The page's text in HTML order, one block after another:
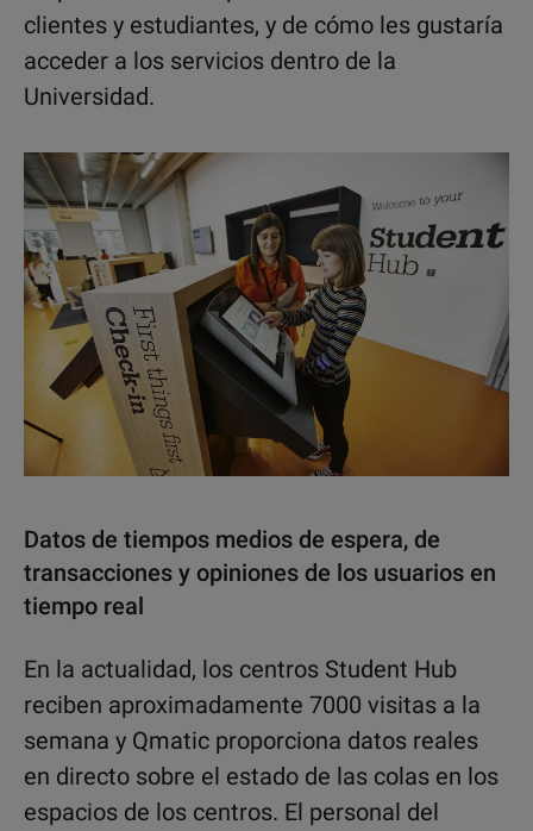
clientes y estudiantes, y de cómo les gustaría
acceder a los servicios dentro de la
Universidad.
Datos de tiempos medios de espera, de
transacciones y opiniones de los usuarios en
tiempo real
En la actualidad, los centros Student Hub
reciben aproximadamente 7000 visitas a la
semana y Qmatic proporciona datos reales
en directo sobre el estado de las colas en los
espacios de los centros. El personal del